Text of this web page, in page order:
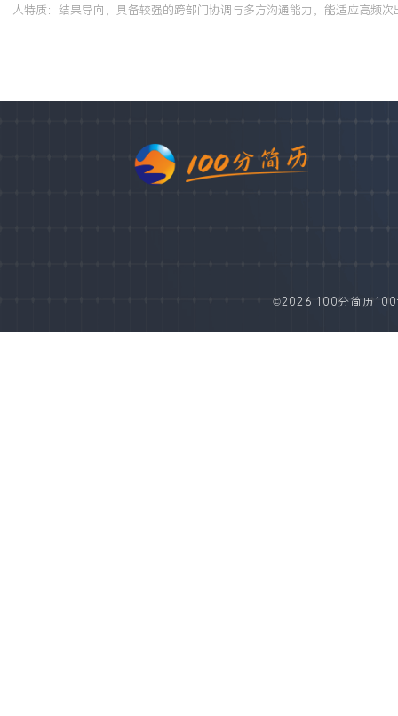
人特质：结果导向，具备较强的跨部门协调与多方沟通能力，能适应高频
©2026 100分简历